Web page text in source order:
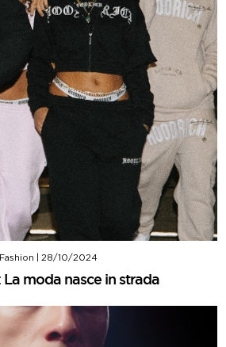
Fashion 28/10/2024
moda nasce in strada